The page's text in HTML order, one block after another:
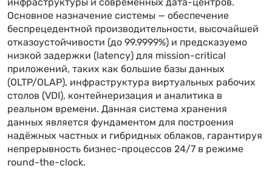
Основное назначение системы — обеспечение
беспрецедентной производительности, высочайшей
отказоустойчивости (до 99.9999%) и предсказуемо
низкой задержки (latency) для mission-critical
приложений, таких как большие базы данных
(OLTP/OLAP), инфраструктура виртуальных рабочих
столов (VDI), контейнеризация и аналитика в
реальном времени. Данная система хранения
данных является фундаментом для построения
надёжных частных и гибридных облаков, гарантируя
непрерывность бизнес-процессов 24/7 в режиме
round-the-clock.